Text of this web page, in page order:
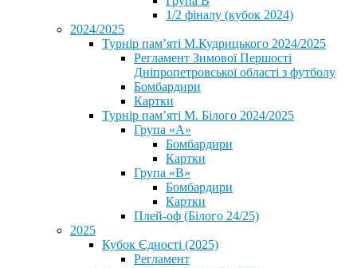
1/2 фіналу (кубок 2024)
2024/2025
Турнір пам’яті М.Кудрицького 2024/2025
Регламент Зимової Першості
Дніпропетровської області з футболу
Бомбардири
Картки
Турнір пам’яті М. Білого 2024/2025
Група «А»
Бомбардири
Картки
Група «В»
Бомбардири
Картки
Плей-оф (Білого 24/25)
2025
Кубок Єдності (2025)
Регламент